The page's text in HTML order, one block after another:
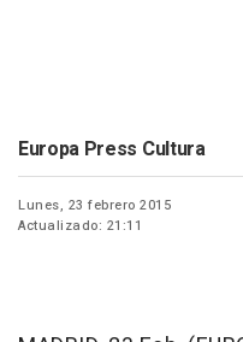
Europa Press Cultura
Lunes, 23 febrero 2015
Actualizado: 21:11